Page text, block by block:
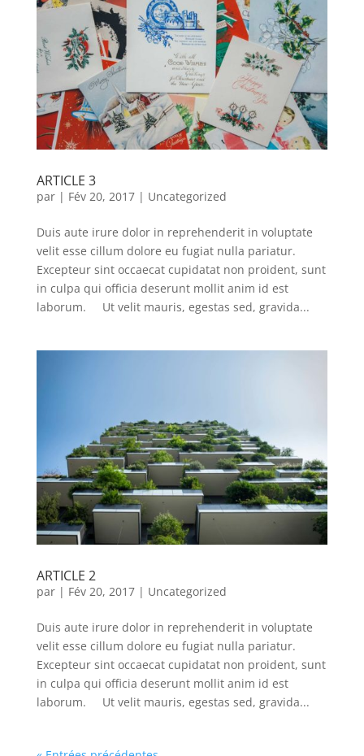
ARTICLE 3
par | Fév 20, 2017| Uncategorized
Duis aute irure dolor in reprehenderit in voluptate
velit esse cillum dolore eu fugiat nulla pariatur.
Excepteur sint occaecat cupidatat non proident, sunt
in culpa qui officia deserunt mollit anim id est
laborum. Ut velit mauris, egestas sed, gravida...
ARTICLE 2
par | Fév 20, 2017| Uncategorized
Duis aute irure dolor in reprehenderit in voluptate
velit esse cillum dolore eu fugiat nulla pariatur.
Excepteur sint occaecat cupidatat non proident, sunt
in culpa qui officia deserunt mollit anim id est
laborum. Ut velit mauris, egestas sed, gravida...